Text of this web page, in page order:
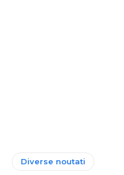
Diverse noutati